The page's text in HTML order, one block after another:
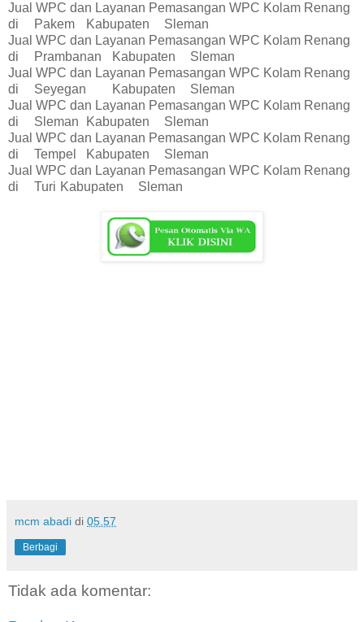
Jual WPC dan Layanan Pemasangan WPC Kolam Renang
di
Pakem Kabupaten
Sleman
Jual WPC dan Layanan Pemasangan WPC Kolam Renang
di
Prambanan Kabupaten
Sleman
Jual WPC dan Layanan Pemasangan WPC Kolam Renang
di
Seyegan Kabupaten
Sleman
Jual WPC dan Layanan Pemasangan WPC Kolam Renang
di
Sleman Kabupaten
Sleman
Jual WPC dan Layanan Pemasangan WPC Kolam Renang
di
Tempel Kabupaten
Sleman
Jual WPC dan Layanan Pemasangan WPC Kolam Renang
di
Turi Kabupaten Sleman
mcm abadi di 05.57
Berbagi
Tidak ada komentar: